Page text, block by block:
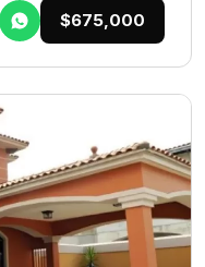
$675,000